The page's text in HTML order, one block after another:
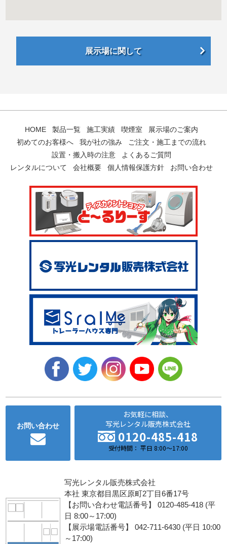
展示場に関して
HOME 製品一覧 施工実績 喫煙室
展示場のご案内
初めてのお客様へ
我が社の強み
ご注文・施工までの流れ
設置・搬入時の注意
よくあるご質問
レンタルについて
会社概要 個人情報保護方針 お問い合わせ
お問い合わせ
お気軽に相談、
写光レンタル販売株式会社
0120-485-418
受付時間： 平日 8:00～17:00
写光レンタル販売株式会社
本社 東京都目黒区原町2丁目6番17号
【お問い合わせ電話番号】 0120-485-418 (平
日 8:00～17:00)
【展示場電話番号】 042-711-6430 (平日 10:00
～17:00)